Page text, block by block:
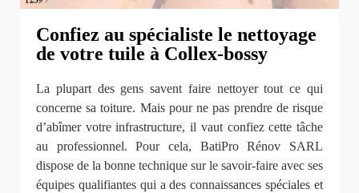
Confiez au spécialiste le nettoyage
de votre tuile à Collex-bossy
La plupart des gens savent faire nettoyer tout ce qui
concerne sa toiture. Mais pour ne pas prendre de risque
d’abîmer votre infrastructure, il vaut confiez cette tâche
au professionnel. Pour cela, BatiPro Rénov SARL
dispose de la bonne technique sur le savoir-faire avec ses
équipes qualifiantes qui a des connaissances spéciales et